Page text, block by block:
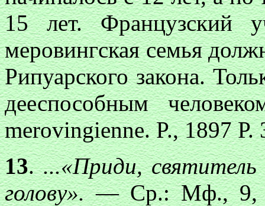
15 лет. Французский
меровингская семья
Рипуарского закона.
дееспособным
merovingienne. P., 1897 Р.
13....«Приди,
голову».— Ср.: Мф., 9,